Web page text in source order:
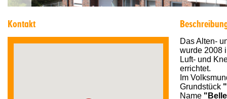
Kontakt
Das Alten-
wurde 2008
Luft- und
errichtet.
Im
Grundstück
Name